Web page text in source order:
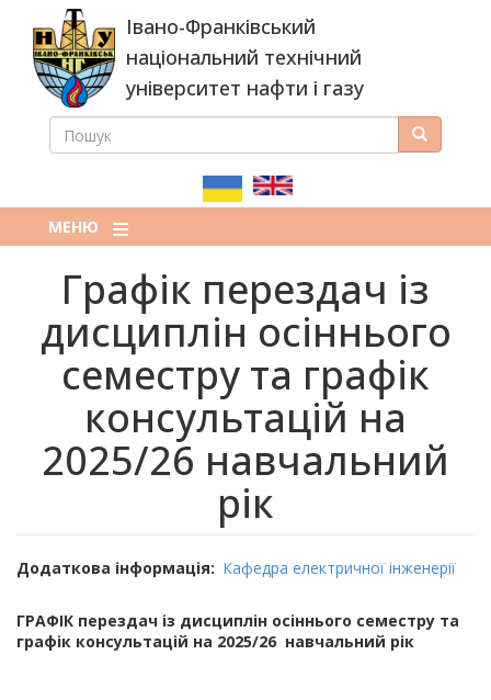
основного
вмісту
Івано-Франківський
національний технічний
університет нафти і газу
ПОШУКОВА
ПОШУК Пошук
МЕНЮ
Графік перездач із
дисциплін осіннього
семестру та графік
консультацій на
2025/26 навчальний
рік
Додаткова інформація Кафедра електричної інженерії
ГРАФІК перездач із дисциплін осіннього семестру та
графік консультацій на 2025/26 навчальний рік